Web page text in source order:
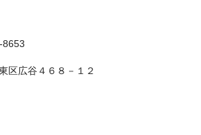
8653
区広谷４６８－１２